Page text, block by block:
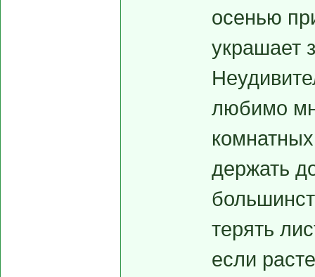
осенью
украшает
любимо
держать
терять
если